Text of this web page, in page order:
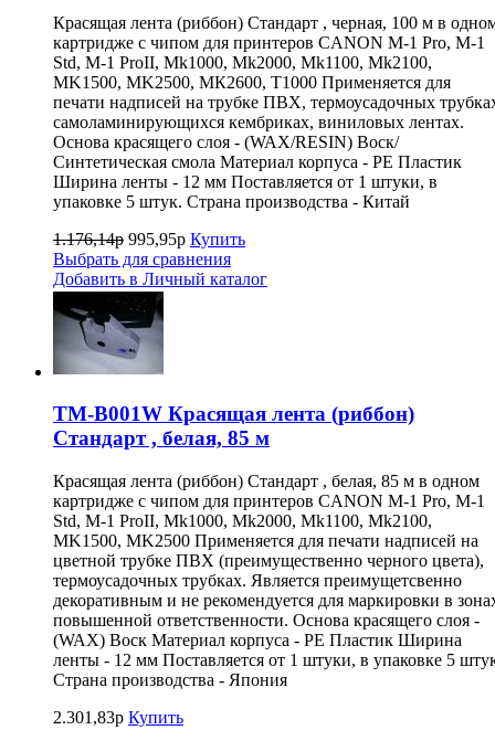
Красящая лента (риббон) Стандарт , черная, 100 м в
картридже с чипом для принтеров CANON M-1 Pro, M-1
Std, M-1 ProII, Mk1000, Mk2000, Mk1100, Mk2100,
MK1500, MK2500, МК2600, Т1000 Применяется для
печати надписей на трубке ПВХ, термоусадочных
самоламинирующихся кембриках, виниловых лентах.
Основа красящего слоя - (WAX/RESIN) Воск/
Синтетическая смола Материал корпуса - PE Пластик
Ширина ленты - 12 мм Поставляется от 1 штуки, в
упаковке 5 штук. Страна производства - Китай
1.176,14р 995,95р Купить
Выбрать для сравнения
Добавить в Личный каталог
TM-B001W Красящая лента (риббон)
Стандарт , белая, 85 м
Красящая лента (риббон) Стандарт , белая, 85 м в одном
картридже с чипом для принтеров CANON M-1 Pro, M-1
Std, M-1 ProII, Mk1000, Mk2000, Mk1100, Mk2100,
MK1500, MK2500 Применяется для печати надписей на
цветной трубке ПВХ (преимущественно черного цвета),
термоусадочных трубках. Является преимущетсвенно
декоративным и не рекомендуется для маркировки в
повышенной ответственности. Основа красящего слоя -
(WAX) Воск Материал корпуса - PE Пластик Ширина
ленты - 12 мм Поставляется от 1 штуки, в упаковке 5
Страна производства - Япония
2.301,83р Купить